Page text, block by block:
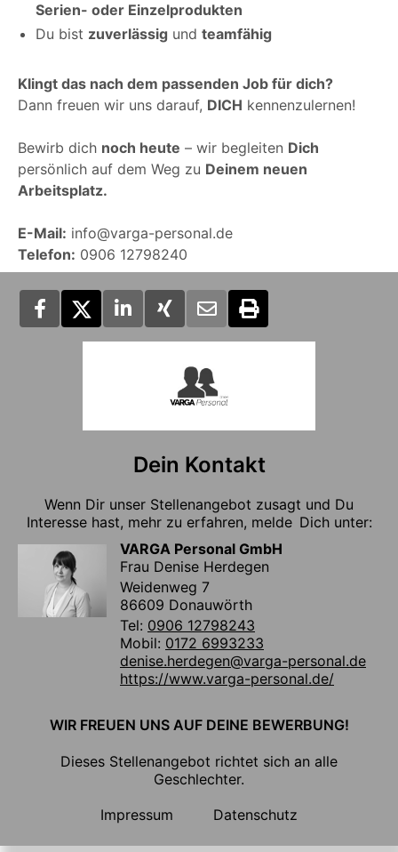
Serien- oder Einzelprodukten
Du bist zuverlässig und teamfähig
Klingt das nach dem passenden Job für dich?
Dann freuen wir uns darauf, DICH kennenzulernen!
Bewirb dich noch heute – wir begleiten Dich
persönlich auf dem Weg zu Deinem neuen
Arbeitsplatz.
E-Mail: info@varga-personal.de
Telefon: 0906 12798240
Dein Kontakt
Wenn Dir unser Stellenangebot zusagt und Du
Interesse hast, mehr zu erfahren, melde Dich unter:
VARGA Personal GmbH
Frau Denise Herdegen
Weidenweg 7
86609 Donauwörth
Tel: 0906 12798243
Mobil: 0172 6993233
denise.herdegen@varga-personal.de
https://www.varga-personal.de/
WIR FREUEN UNS AUF DEINE BEWERBUNG!
Dieses Stellenangebot richtet sich an alle
Geschlechter.
Impressum
Datenschutz